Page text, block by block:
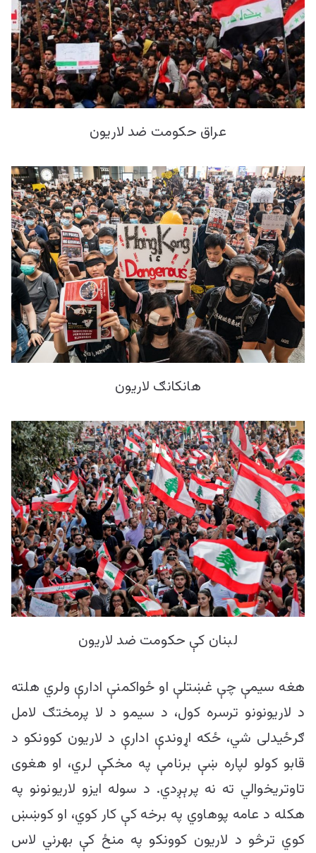
عراق حکومت ضد لاریون
هانکانګ لاریون
لبنان کې حکومت ضد لاریون
هغه سیمې چې غښتلې او ځواکمنې ادارې ولري هلته
د لاریونونو ترسره کول، د سیمو د لا پرمختګ لامل
ګرځيدلی شي، ځکه اړوندې ادارې د لاریون کوونکو د
قابو کولو لپاره ښې برنامې په مخکې لري، او هغوی
تاوتریخوالي ته نه پرېږدي. د سوله ایزو لاریونونو په
هکله د عامه پوهاوي په برخه کې کار کوي، او کوښښ
کوي ترڅو د لاریون کوونکو په منځ کې بهرني لاس